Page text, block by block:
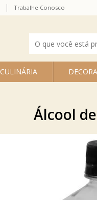
CULINÁRIA
Trabalhe Conosco
Álcool